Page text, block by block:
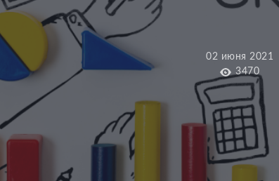
02 июня 2021
3470